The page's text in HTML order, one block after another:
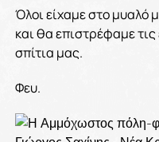
Όλοι είχαμε στο μυαλό
και θα επιστρέφαμε
σπίτια μας.
Φευ.